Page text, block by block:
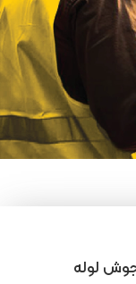
لوله